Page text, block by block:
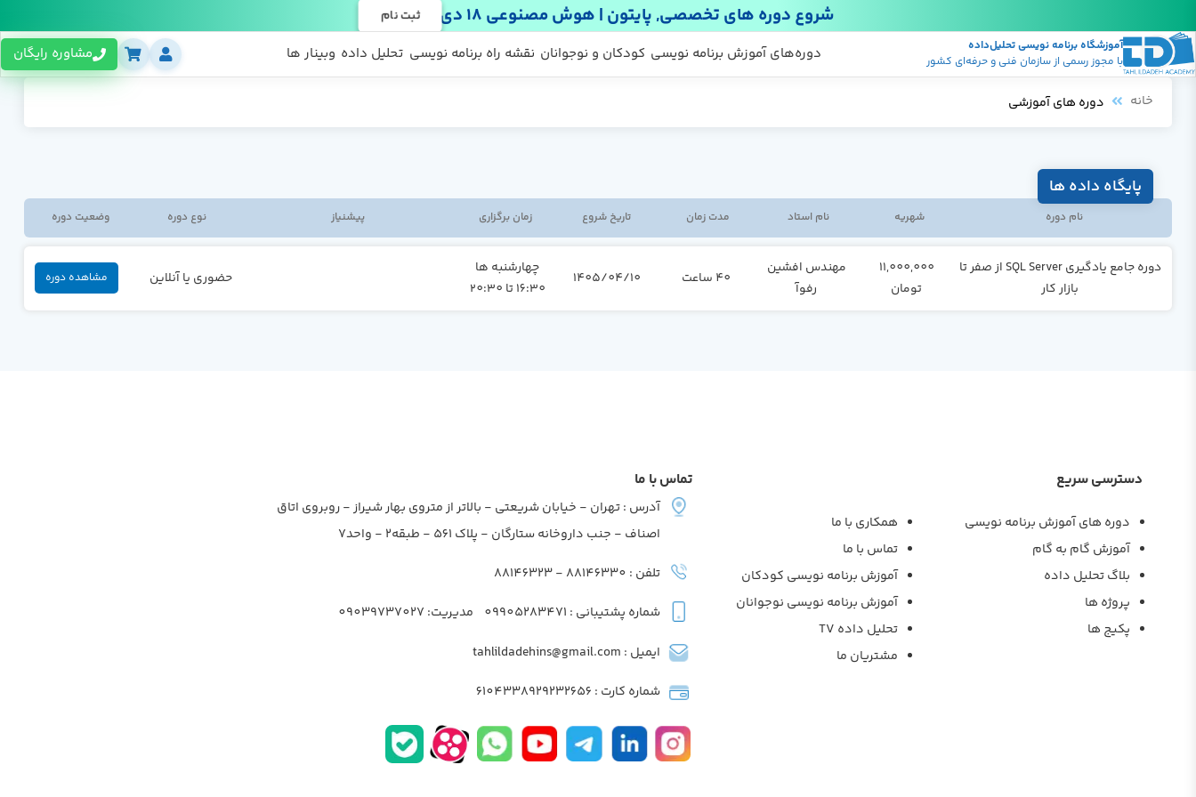
شروع دوره های تخصصی, پایتون | هوش مصنوعی 18 دی ثبت نام
آموزشگاه برنامه نویسی تحلیل‌داده
با مجوز رسمی از سازمان فنی و حرفه‌ای کشور
دوره‌های آموزش برنامه نویسی
پکیج ها
منابع رایگان کودکان و نوجوانان نقشه راه برنامه نویسی تحلیل داده وبینار ها مشاوره رایگان
خانه دوره های آموزشی
پایگاه داده ها
نام دوره شهریه نام استاد مدت زمان تاریخ شروع زمان برگزاری پیشنیاز نوع دوره وضعیت دوره
دوره جامع یادگیری SQL Server از صفر تا
بازار کار
11,000,000
تومان
مهندس افشین
رفوآ
40 ساعت 1405/04/10
چهارشنبه ها
16:30 تا 20:30
حضوری یا آنلاین مشاهده دوره
دسترسی سریع
دوره های آموزش برنامه نویسی
آموزش گام به گام
بلاگ تحلیل داده
پروژه ها
پکیج ها
همکاری با ما
تماس با ما
آموزش برنامه نویسی کودکان
آموزش برنامه نویسی نوجوانان
تحلیل داده TV
مشتریان ما
تماس با ما
آدرس : تهران - خیابان شریعتی - بالاتر از متروی بهار شیراز - روبروی اتاق
اصناف - جنب داروخانه ستارگان - پلاک 561 - طبقه2 - واحد7
تلفن : 88146330 - 88146323
شماره پشتیبانی : 09905283471 مدیریت: 09039737027
ایمیل : tahlildadehins@gmail.com
شماره کارت : 6104338929232656